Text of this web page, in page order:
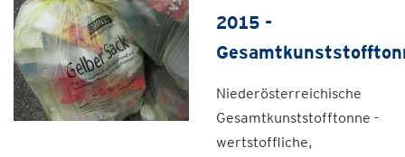
2015 -
Niederösterreichische
Gesamtkunststofftonne -
wertstoffliche,